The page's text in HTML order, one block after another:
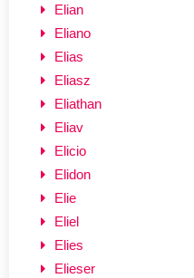
Elian
Eliano
Elias
Eliasz
Eliathan
Eliav
Elicio
Elidon
Elie
Eliel
Elies
Elieser